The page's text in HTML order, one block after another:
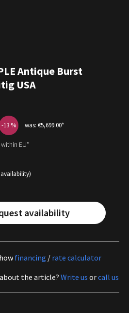
Antique Burst
USA
-13 % was: €5,699.00*
EU*
availability
financing / rate calculator
the article? Write us orcall us